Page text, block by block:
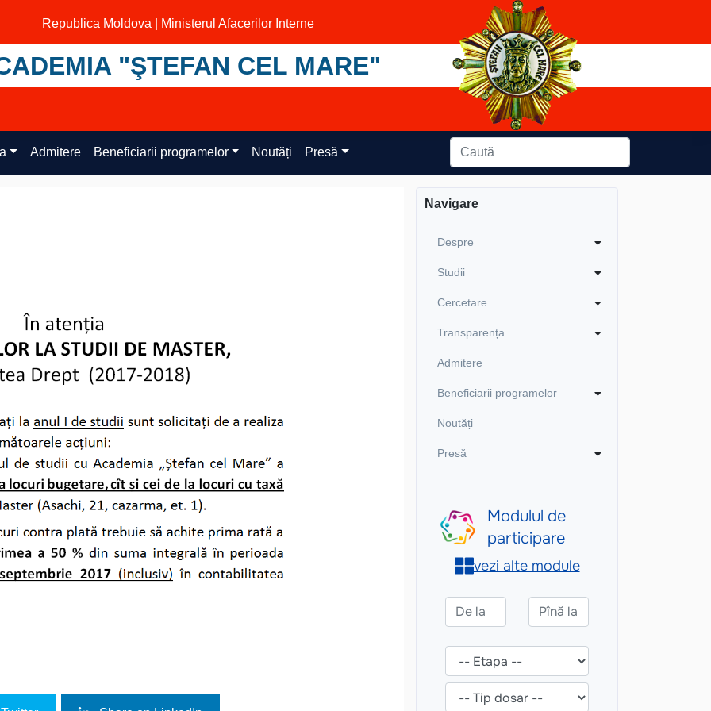
Republica Moldova | Ministerul Afacerilor Interne
"ŞTEFAN CEL MARE"
Admitere Beneficiarii programelor Noutăți Presă
Navigare
Despre
Studii
Cercetare
Transparența
Admitere
Beneficiarii programelor
Noutăți
Presă